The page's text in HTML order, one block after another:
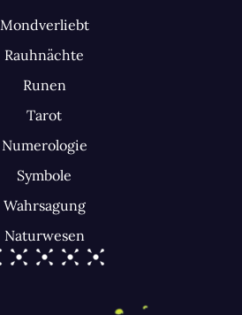
Mondverliebt
Rauhnächte
Runen
Tarot
Numerologie
Symbole
Wahrsagung
Naturwesen